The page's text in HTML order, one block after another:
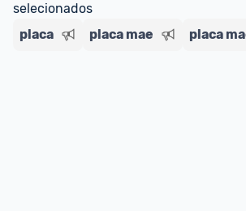
selecionados
placa
placa mae placa